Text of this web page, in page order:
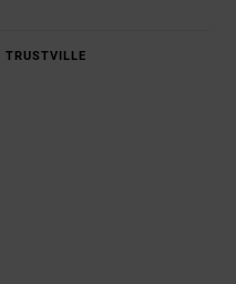
TRUSTVILLE